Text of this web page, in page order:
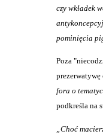
czy wkładek
pominięcia
Poza
fora o
podkreśla na
„Choć